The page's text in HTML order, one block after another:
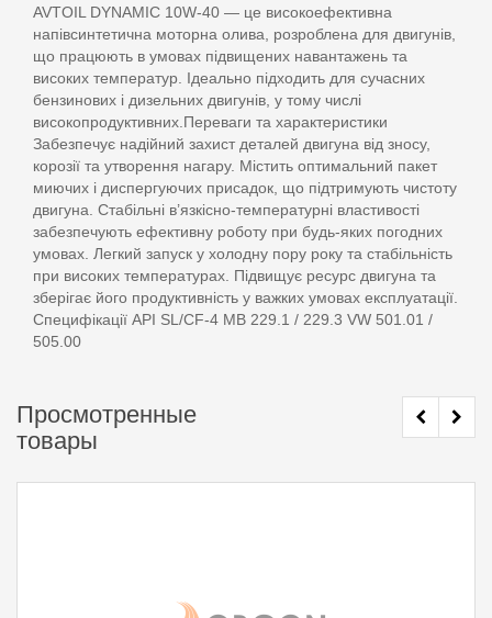
AVTOIL DYNAMIC 10W-40 — це високоефективна
напівсинтетична моторна олива, розроблена для двигунів,
що працюють в умовах підвищених навантажень та
високих температур. Ідеально підходить для сучасних
бензинових і дизельних двигунів, у тому числі
високопродуктивних.Переваги та характеристики
Забезпечує надійний захист деталей двигуна від зносу,
корозії та утворення нагару. Містить оптимальний пакет
миючих і диспергуючих присадок, що підтримують чистоту
двигуна. Стабільні в’язкісно-температурні властивості
забезпечують ефективну роботу при будь-яких погодних
умовах. Легкий запуск у холодну пору року та стабільність
при високих температурах. Підвищує ресурс двигуна та
зберігає його продуктивність у важких умовах експлуатації.
Специфікації API SL/CF-4 MB 229.1 / 229.3 VW 501.01 /
505.00
Просмотренные
товары